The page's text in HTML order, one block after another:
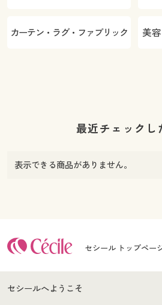
カーテン・ラグ・ファブリック 美
最近チェックし
表示できる商品がありません。
セシール トップペー
セシールへようこそ